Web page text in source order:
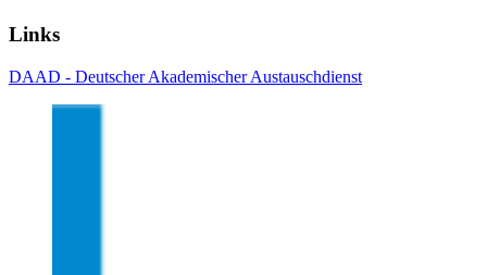
Links
DAAD - Deutscher Akademischer Austauschdienst